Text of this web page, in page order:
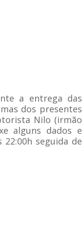
a entrega das
dos presentes
Nilo (irmão
alguns dados e
seguida de